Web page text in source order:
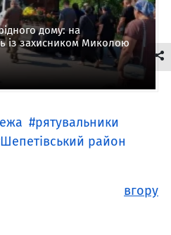
дому: на
із захисником Миколою
рятувальники
Шепетівський район
вгору